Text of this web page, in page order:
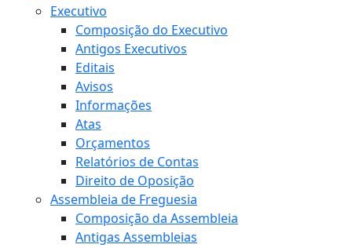
Executivo
Composição do Executivo
Antigos Executivos
Editais
Avisos
Informações
Atas
Orçamentos
Relatórios de Contas
Direito de Oposição
Assembleia de Freguesia
Composição da Assembleia
Antigas Assembleias